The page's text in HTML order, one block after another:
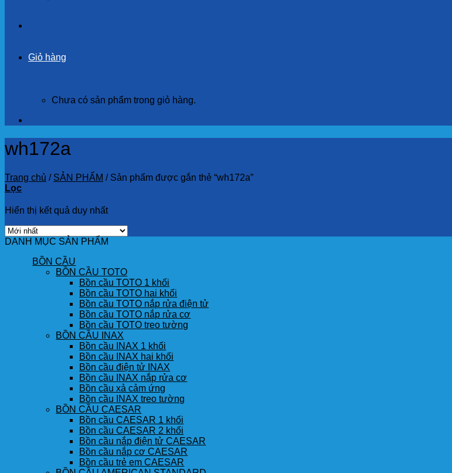
Giỏ hàng
Chưa có sản phẩm trong giỏ hàng.
wh172a
Trang chủ / SẢN PHẨM /Sản phẩm được gắn thẻ “wh172a”
Lọc
Hiển thị kết quả duy nhất
DANH MỤC SẢN PHẨM
BỒN CẦU
BỒN CẦU TOTO
Bồn cầu TOTO 1 khối
Bồn cầu TOTO hai khối
Bồn cầu TOTO nắp rửa điện tử
Bồn cầu TOTO nắp rửa cơ
Bồn cầu TOTO treo tường
BỒN CẦU INAX
Bồn cầu INAX 1 khối
Bồn cầu INAX hai khối
Bồn cầu điện tử INAX
Bồn cầu INAX nắp rửa cơ
Bồn cầu xả cảm ứng
Bồn cầu INAX treo tường
BỒN CẦU CAESAR
Bồn cầu CAESAR 1 khối
Bồn cầu CAESAR 2 khối
Bồn cầu nắp điện tử CAESAR
Bồn cầu nắp cơ CAESAR
Bồn cầu trẻ em CAESAR